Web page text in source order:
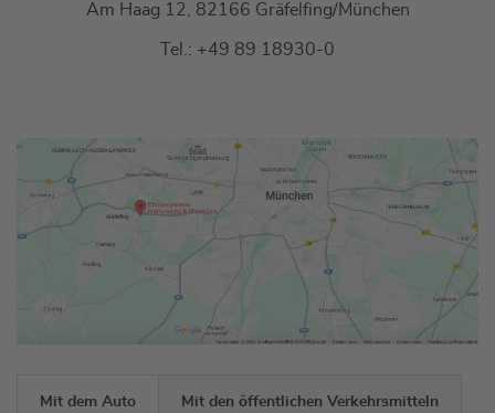
Am Haag 12, 82166 Gräfelfing/München
Tel.: +49 89 18930-0
Mit dem Auto Mit den öffentlichen Verkehrsmitteln